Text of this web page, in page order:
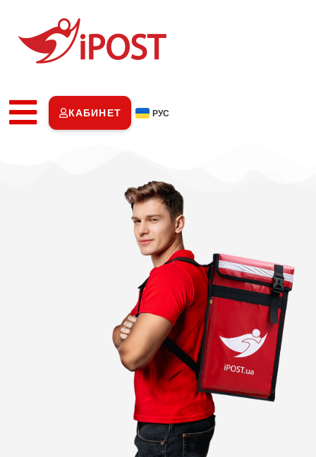
КАБИНЕТ РУС